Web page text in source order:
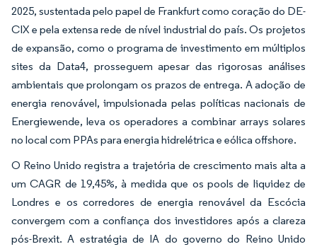
2025, sustentada pelo papel de Frankfurt como coração do DE-
CIX e pela extensa rede de nível industrial do país. Os projetos
de expansão, como o programa de investimento em múltiplos
sites da Data4, prosseguem apesar das rigorosas análises
ambientais que prolongam os prazos de entrega. A adoção de
energia renovável, impulsionada pelas políticas nacionais de
Energiewende, leva os operadores a combinar arrays solares
no local com PPAs para energia hidrelétrica e eólica offshore.
O Reino Unido registra a trajetória de crescimento mais alta a
um CAGR de 19,45%, à medida que os pools de liquidez de
Londres e os corredores de energia renovável da Escócia
convergem com a confiança dos investidores após a clareza
pós-Brexit. A estratégia de IA do governo do Reino Unido